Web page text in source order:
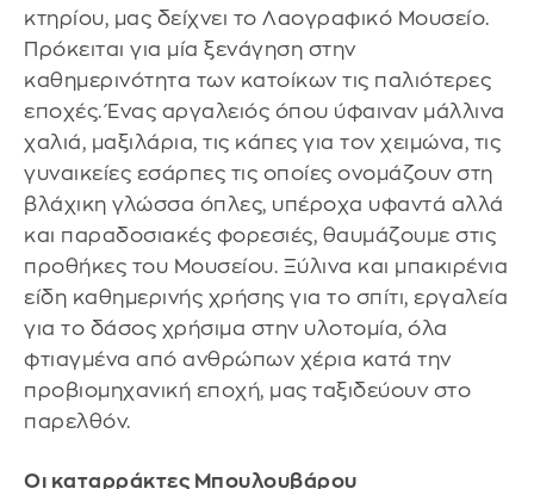
κτηρίου, μας δείχνει το Λαογραφικό Μουσείο.
Πρόκειται για μία ξενάγηση στην
καθημερινότητα των κατοίκων τις παλιότερες
εποχές. Ένας αργαλειός όπου ύφαιναν μάλλινα
χαλιά, μαξιλάρια, τις κάπες για τον χειμώνα, τις
γυναικείες εσάρπες τις οποίες ονομάζουν στη
βλάχικη γλώσσα όπλες, υπέροχα υφαντά αλλά
και παραδοσιακές φορεσιές, θαυμάζουμε στις
προθήκες του Μουσείου. Ξύλινα και μπακιρένια
είδη καθημερινής χρήσης για το σπίτι, εργαλεία
για το δάσος χρήσιμα στην υλοτομία, όλα
φτιαγμένα από ανθρώπων χέρια κατά την
προβιομηχανική εποχή, μας ταξιδεύουν στο
παρελθόν.
Οι καταρράκτες Μπουλουβάρου